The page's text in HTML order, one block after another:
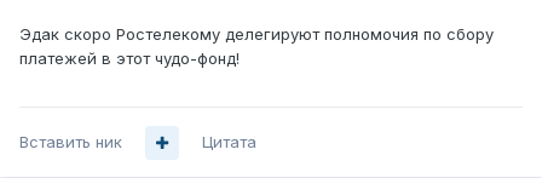
Эдак скоро Ростелекому делегируют полномочия по сбору
платежей в этот чудо-фонд!
Вставить ник Цитата